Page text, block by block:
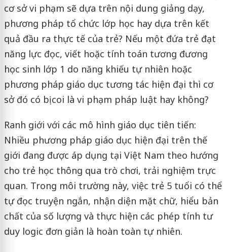
cơ sở vi phạm sẽ dựa trên nội dung giảng dạy,
phương pháp tổ chức lớp học hay dựa trên kết
quả đầu ra thực tế của trẻ? Nếu một đứa trẻ đạt
năng lực đọc, viết hoặc tính toán tương đương
học sinh lớp 1 do năng khiếu tự nhiên hoặc
phương pháp giáo dục tương tác hiện đại thì cơ
sở đó có bị coi là vi phạm pháp luật hay không?
Ranh giới với các mô hình giáo dục tiên tiến:
Nhiều phương pháp giáo dục hiện đại trên thế
giới đang được áp dụng tại Việt Nam theo hướng
cho trẻ học thông qua trò chơi, trải nghiệm trực
quan. Trong môi trường này, việc trẻ 5 tuổi có thể
tự đọc truyện ngắn, nhận diện mặt chữ, hiểu bản
chất của số lượng và thực hiện các phép tính tư
duy logic đơn giản là hoàn toàn tự nhiên.